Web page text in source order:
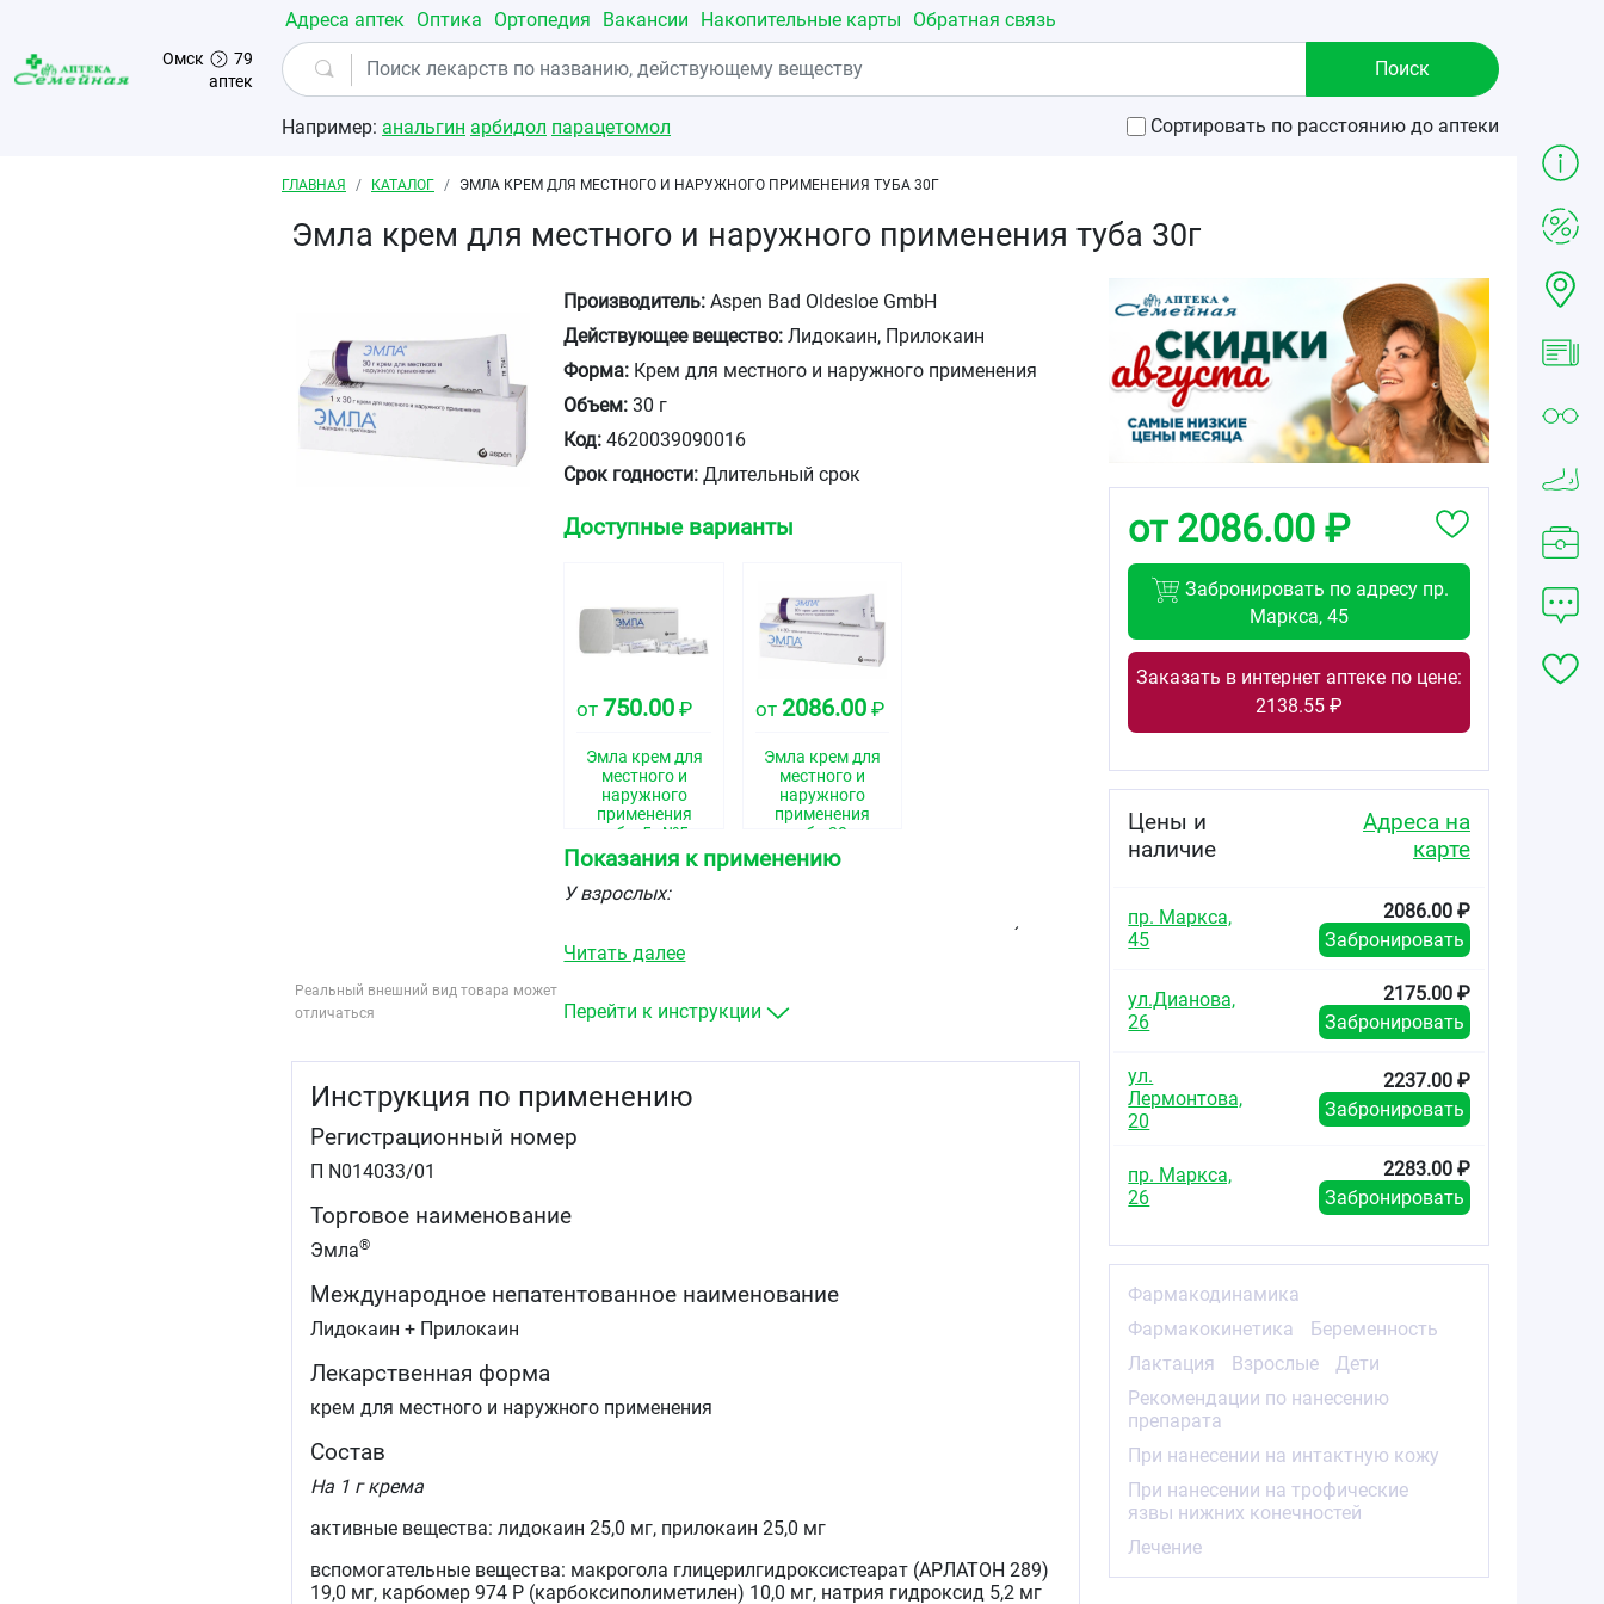
Перейти к основному содержанию
Омск
79
аптек
Адреса аптек Оптика Ортопедия Вакансии Накопительные карты Обратная связь
Например: анальгин арбидол парацетомол Сортировать по расстоянию до аптеки
Строка навигации
ГЛАВНАЯ КАТАЛОГ ЭМЛА КРЕМ ДЛЯ МЕСТНОГО И НАРУЖНОГО ПРИМЕНЕНИЯ ТУБА 30Г
Эмла крем для местного и наружного применения туба 30г
Реальный внешний вид товара может
отличаться
Производитель: Aspen Bad Oldesloe GmbH
Действующее вещество: Лидокаин, Прилокаин
Форма: Крем для местного и наружного применения
Объем: 30 г
Код: 4620039090016
Срок годности: Длительный срок
Доступные варианты
от750.00 ₽
Эмла крем для
местного и
наружного
применения
тубы 5г №5
от 2086.00₽
Эмла крем для
местного и
наружного
применения
туба 30г
Показания к применению
У взрослых:
поверхностная анестезия кожи при пункциях (в том
числе, при вакцинации), пункциях и катетеризации
вмешательствах, включая небольшие
косметологические процедуры и эпиляцию
(механической очистке), например, для удаления
поверхностная анестезия кожи при инъекциях (в
Читать далее
Перейти к инструкции
Инструкция по применению
Регистрационный номер
П N014033/01
Торговое наименование
Эмла®
Международное непатентованное наименование
Лидокаин + Прилокаин
Лекарственная форма
крем для местного и наружного применения
Состав
На 1 г крема
активные вещества: лидокаин 25,0 мг, прилокаин 25,0 мг
вспомогательные вещества: макрогола глицерилгидроксистеарат (АРЛАТОН 289)
19,0 мг, карбомер 974 Р (карбоксиполиметилен) 10,0 мг, натрия гидроксид 5,2 мг
от 2086.00 ₽
Забронировать по адресу пр.
Маркса, 45
Заказать в интернет аптеке по цене:
2138.55 ₽
Цены и
наличие
Адреса на
карте
пр. Маркса,
45
2086.00 ₽
Забронировать
ул.Дианова,
26
2175.00 ₽
Забронировать
ул.
Лермонтова,
20
2237.00 ₽
Забронировать
пр. Маркса,
26
2283.00 ₽
Забронировать
Фармакодинамика
Фармакокинетика
Беременность
Лактация
Взрослые
Дети
Рекомендации по нанесению
препарата
При нанесении на интактную кожу
При нанесении на трофические
язвы нижних конечностей
Лечение